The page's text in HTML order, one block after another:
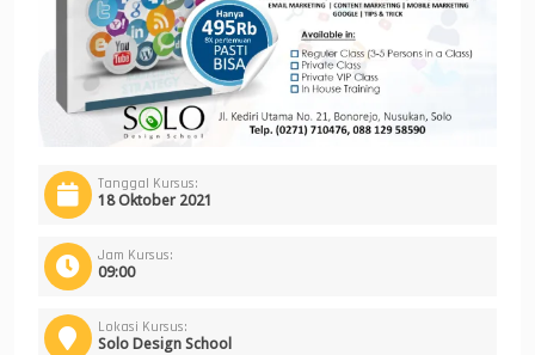
Tanggal Kursus:
18 Oktober 2021
Jam Kursus:
09:00
Lokasi Kursus:
Solo Design School